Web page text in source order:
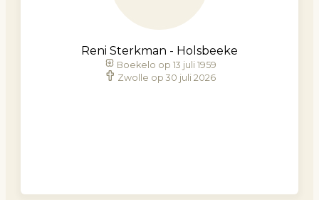
Reni Sterkman - Holsbeeke
Boekelo op 13 juli 1959
Zwolle op 30 juli 2026